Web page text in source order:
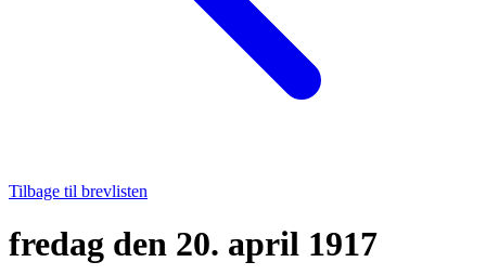
Tilbage til brevlisten
fredag den 20. april 1917